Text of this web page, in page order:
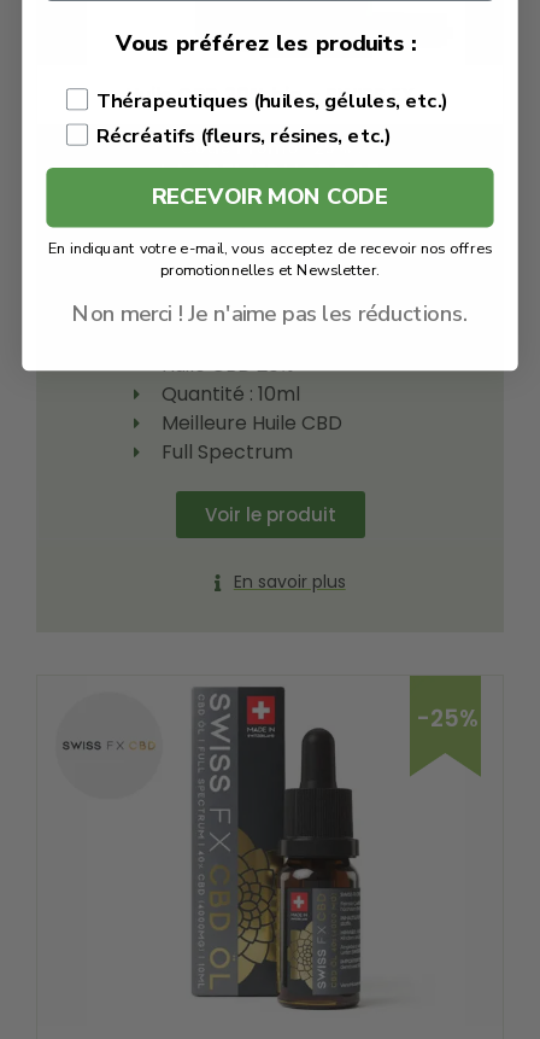
Huile CBD 20% bio – SWISS FX
Code Promo -25% :
LACREMEDUCBD25
€79.95
€59.96
Huile CBD 20%
Quantité : 10ml
Meilleure Huile CBD
Full Spectrum
Voir le produit
En savoir plus
-25%
Vous préférez les produits :
Thérapeutiques (huiles, gélules, etc.)
Récréatifs (fleurs, résines, etc.)
RECEVOIR MON CODE
En indiquant votre e-mail, vous acceptez de recevoir nos offres
promotionnelles et Newsletter.
Non merci ! Je n'aime pas les réductions.